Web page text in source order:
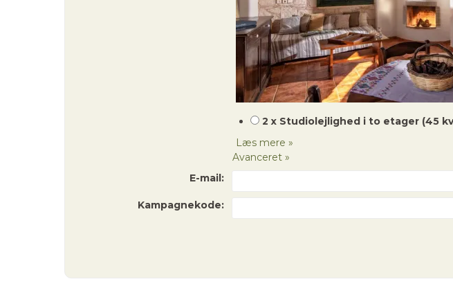
2 x Studiolejlighed i to etager (45
Læs mere »
Avanceret »
E-mail:
Kampagnekode: